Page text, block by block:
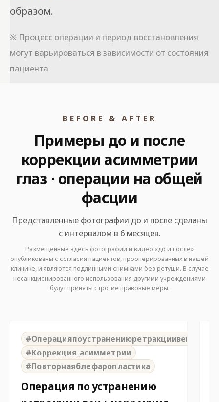
образом.
※ Процесс операции и период восстановления
могут варьироваться в зависимости от состояния
пациента.
BEFORE & AFTER
Примеры до и после
коррекции асимметрии
глаз · операции на общей
фасции
Представленные фотографии до и после сделаны
с интервалом в 6 месяцев.
Размещённые здесь фотографии и видео «до и после»
опубликованы с согласия пациентов, прооперированных в нашей
клинике, и являются подлинными снимками без ретуши. В случае
несанкционированного использования другими учреждениями
будут приняты строгие правовые меры.
BEFORE AFTER
#Операцияпоустранениюретракциивека
#Коррекция_асимметрии
#Повторнаяблефаропластика
Операция по устранению